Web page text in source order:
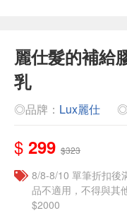
麗仕髮的補給
乳
◎品牌： Lux麗仕 ◎
$ 299 $323
8/8-8/10 單筆折扣後
品不適用，不得與其
$2000